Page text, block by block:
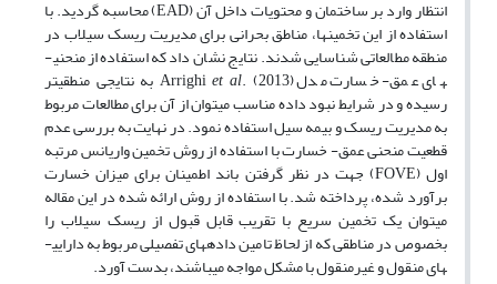
انتظار وارد بر ساختمان و محتویات داخل آن (EAD) محاسبه گردید. با
استفاده از این تخمین­ها، مناطق بحرانی برای مدیریت ریسک سیلاب در
منطقه مطالعاتی شناسایی شدند. نتایج نشان داد که استفاده از منحنی­
های عمق- خسارت مدل Arrighi et al . (2013) به نتایجی منطقی­تر
رسیده و در شرایط نبود داده مناسب می­توان از آن ­برای مطالعات مربوط
به مدیریت ریسک و بیمه سیل استفاده نمود. در نهایت به بررسی عدم
قطعیت منحنی عمق- خسارت با استفاده از روش تخمین واریانس مرتبه
اول (FOVE) جهت در نظر گرفتن باند اطمینان برای میزان خسارت
برآورد شده، پرداخته شد. با استفاده از روش ارائه شده در این مقاله
می­توان یک تخمین سریع با تقریب قابل قبول از ریسک سیلاب را
بخصوص در مناطقی که از لحاظ تامین داده­های تفصیلی مربوط به دارایی­
های منقول و غیرمنقول با مشکل مواجه­ می­باشند، بدست آورد.